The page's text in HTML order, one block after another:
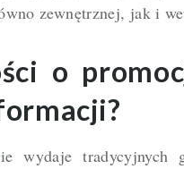
zewnętrznej, jak i
o
wydaje tradycyjnych